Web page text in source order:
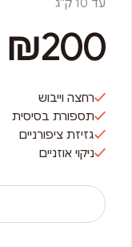
עד 10 ק"ג
₪200
רחצה וייבוש
תספורת בסיסית
גזיזת ציפורניים
ניקוי אוזניים